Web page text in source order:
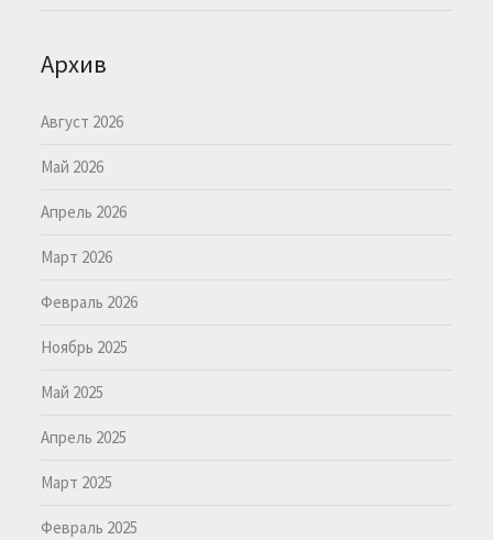
Архив
Август 2026
Май 2026
Апрель 2026
Март 2026
Февраль 2026
Ноябрь 2025
Май 2025
Апрель 2025
Март 2025
Февраль 2025